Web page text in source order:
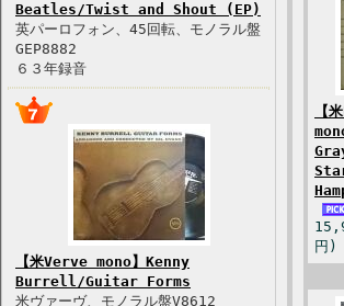
Beatles/Twist and Shout (EP)
英パーロフォン、45回転、モノラル盤
GEP8882
６３年録音
【米Verve mono】Kenny
Burrell/Guitar Forms
米ヴァーヴ、モノラル盤V8612
【
円)